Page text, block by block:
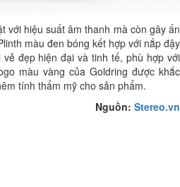
với hiệu suất âm thanh mà còn gây ấn
màu đen bóng kết hợp với nắp đậy
đẹp hiện đại và tinh tế, phù hợp với
màu vàng của Goldring được khắc
tính thẩm mỹ cho sản phẩm.
Nguồn: Stereo.vn